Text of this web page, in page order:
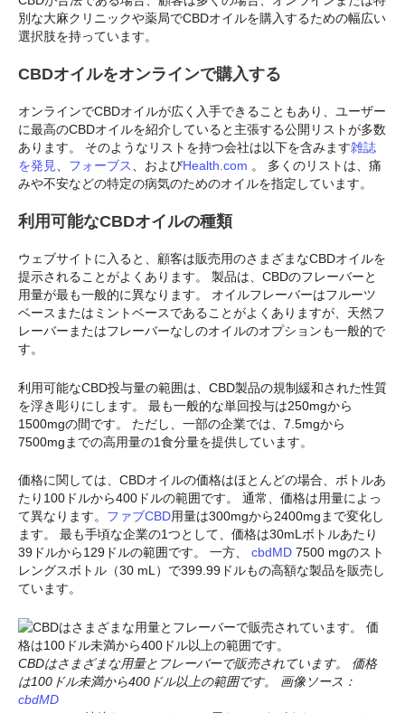
別な大麻クリニックや薬局でCBDオイルを購入するための幅広い
選択肢を持っています。
CBDオイルをオンラインで購入する
オンラインでCBDオイルが広く入手できることもあり、ユーザー
に最高のCBDオイルを紹介していると主張する公開リストが多数
あります。 そのようなリストを持つ会社は以下を含みます雑誌
を発見
フォーブス 、およびHealth.com 。 多くのリストは、痛
みや不安などの特定の病気のためのオイルを指定しています。
利用可能なCBDオイルの種類
ウェブサイトに入ると、顧客は販売用のさまざまなCBDオイルを
提示されることがよくあります。 製品は、CBDのフレーバーと
用量が最も一般的に異なります。 オイルフレーバーはフルーツ
ベースまたはミントベースであることがよくありますが、天然フ
レーバーまたはフレーバーなしのオイルのオプションも一般的で
す。
利用可能なCBD投与量の範囲は、CBD製品の規制緩和された性質
を浮き彫りにします。 最も一般的な単回投与は250mgから
1500mgの間です。 ただし、一部の企業では、7.5mgから
7500mgまでの高用量の1食分量を提供しています。
価格に関しては、CBDオイルの価格はほとんどの場合、ボトルあ
たり100ドルから400ドルの範囲です。 通常、価格は用量によっ
て異なります。 ファブCBD用量は300mgから2400mgまで変化し
ます。 最も手頃な企業の1つとして、価格は30mLボトルあたり
39ドルから129ドルの範囲です。 一方、
cbdMD 7500 mgのスト
レングスボトル（30 mL）で399.99ドルもの高額な製品を販売し
ています。
CBDはさまざまな用量とフレーバーで販売されています。 価格
は100ドル未満から400ドル以上の範囲です。 画像ソース：
cbdMD